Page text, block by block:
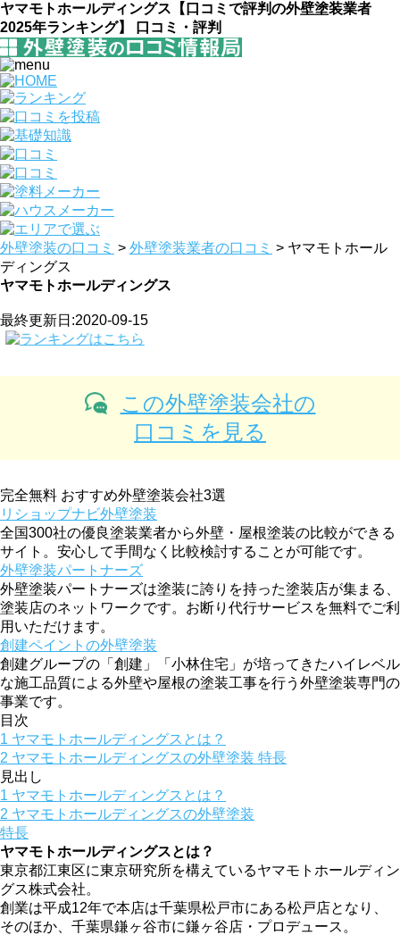
ヤマモトホールディングス【口コミで評判の外壁塗装業者
2025年ランキング】 口コミ・評判
外壁塗装の口コミ > 外壁塗装業者の口コミ > ヤマモトホール
ディングス
ヤマモトホールディングス
最終更新日:2020-09-15
この外壁塗装会社の
口コミを見る
完全無料 おすすめ外壁塗装会社3選
リショップナビ外壁塗装
全国300社の優良塗装業者から外壁・屋根塗装の比較ができる
サイト。安心して手間なく比較検討することが可能です。
外壁塗装パートナーズ
外壁塗装パートナーズは塗装に誇りを持った塗装店が集まる、
塗装店のネットワークです。お断り代行サービスを無料でご利
用いただけます。
創建ペイントの外壁塗装
創建グループの「創建」「小林住宅」が培ってきたハイレベル
な施工品質による外壁や屋根の塗装工事を行う外壁塗装専門の
事業です。
目次
1 ヤマモトホールディングスとは？
2 ヤマモトホールディングスの外壁塗装 特長
見出し
1 ヤマモトホールディングスとは？
2 ヤマモトホールディングスの外壁塗装
特長
ヤマモトホールディングスとは？
東京都江東区に東京研究所を構えているヤマモトホールディン
グス株式会社。
創業は平成12年で本店は千葉県松戸市にある松戸店となり、
そのほか、千葉県鎌ヶ谷市に鎌ヶ谷店・プロデュース。